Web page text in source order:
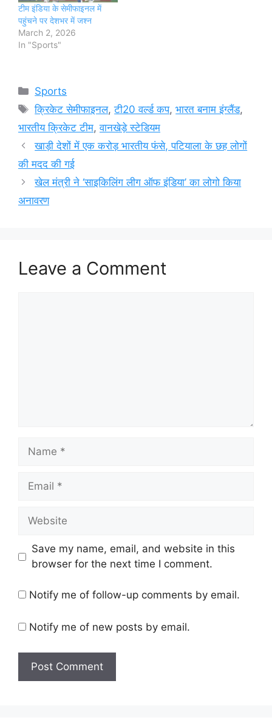
टीम इंडिया के सेमीफाइनल में
पहुंचने पर देशभर में जश्न
March 2, 2026
In "Sports"
Categories
Sports
Tags
क्रिकेट सेमीफाइनल,टी20 वर्ल्ड कप,भारत बनाम इंग्लैंड,
भारतीय क्रिकेट टीम,वानखेड़े स्टेडियम
खाड़ी देशों में एक करोड़ भारतीय फंसे, पटियाला के छह लोगों
की मदद की गई
खेल मंत्री ने ‘साइकिलिंग लीग ऑफ इंडिया’ का लोगो किया
अनावरण
Leave a Comment
Name
Email
Website
Save my name, email, and website in this
browser for the next time I comment.
Notify me of follow-up comments by email.
Notify me of new posts by email.